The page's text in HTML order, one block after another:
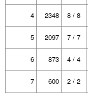
4
2348 8 / 8
5
2097 7 / 7
6
873 4 / 4
7
600 2 / 2